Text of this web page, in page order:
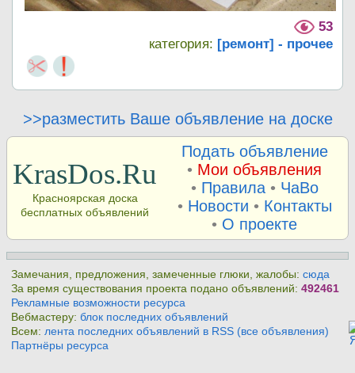
53
категория: [ремонт] - прочее
>>разместить Ваше объявление на доске
KrasDos.Ru
Красноярская доска
бесплатных объявлений
Подать объявление
• Мои объявления
• Правила• ЧаВо
• Новости • Контакты
• О проекте
Замечания, предложения, замеченные глюки, жалобы:сюда
За время существования проекта подано объявлений:492461
Рекламные возможности ресурса
Вебмастеру:блок последних объявлений
Всем: лента последних объявлений в RSS (все объявления)
Партнёры ресурса